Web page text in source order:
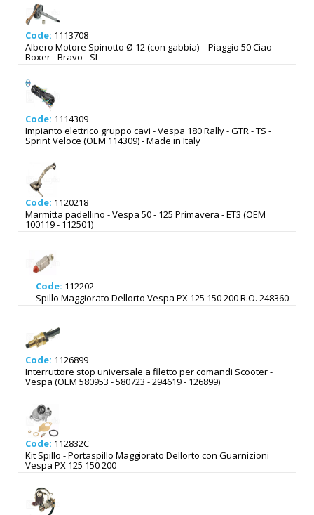
Code: 1113708
Albero Motore Spinotto Ø 12 (con gabbia) – Piaggio 50 Ciao -
Boxer - Bravo - SI
Code: 1114309
Impianto elettrico gruppo cavi - Vespa 180 Rally - GTR - TS -
Sprint Veloce (OEM 114309) - Made in Italy
Code: 1120218
Marmitta padellino - Vespa 50 - 125 Primavera - ET3 (OEM
100119 - 112501)
Code: 112202
Spillo Maggiorato Dellorto Vespa PX 125 150 200 R.O. 248360
Code: 1126899
Interruttore stop universale a filetto per comandi Scooter -
Vespa (OEM 580953 - 580723 - 294619 - 126899)
Code: 112832C
Kit Spillo - Portaspillo Maggiorato Dellorto con Guarnizioni
Vespa PX 125 150 200